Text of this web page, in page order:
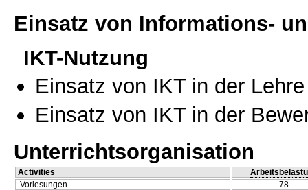
Einsatz von Informations-
IKT-Nutzung
Einsatz von IKT in der Lehre
Einsatz von IKT in der
Unterrichtsorganisation
Activities
Vorlesungen
78